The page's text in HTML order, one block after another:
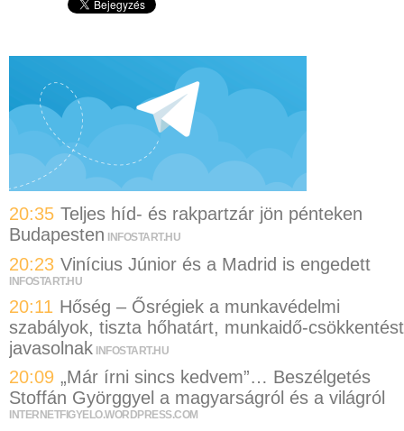
20:35 Teljes híd- és rakpartzár jön pénteken
Budapesten
INFOSTART.HU
20:23 Vinícius Júnior és a Madrid is engedett
INFOSTART.HU
20:11 Hőség – Ősrégiek a munkavédelmi
szabályok, tiszta hőhatárt, munkaidő-csökkentést
javasolnak INFOSTART.HU
20:09 „Már írni sincs kedvem”… Beszélgetés
Stoffán Györggyel a magyarságról és a világról
INTERNETFIGYELO.WORDPRESS.COM